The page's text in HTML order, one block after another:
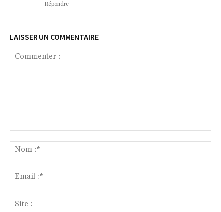
Répondre
LAISSER UN COMMENTAIRE
:*
:*